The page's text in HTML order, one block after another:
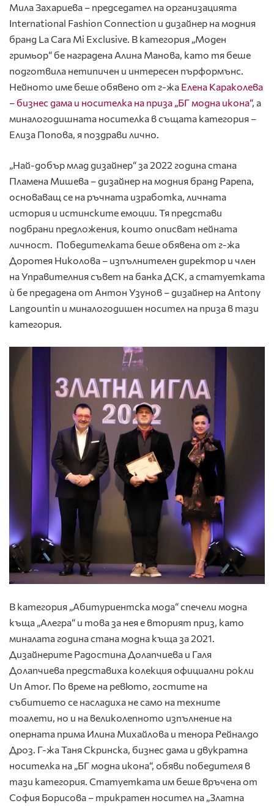
Мила Захариева – председател на организацията
International Fashion Connection и дизайнер на модния
бранд La Cara Mi Exclusive. В категория „Моден
гримьор“ бе наградена Алина Манова, като тя беше
подготвила нетипичен и интересен пърформънс.
Нейното име беше обявено от г-жа Елена Караколева
– бизнес дама и носителка на приза „БГ модна икона“, а
миналогодишната носителка в същата категория –
Елиза Попова, я поздрави лично.
„Най-добър млад дизайнер“ за 2022 година стана
Пламена Мишева – дизайнер на модния бранд Papena,
основаващ се на ръчната изработка, личната
история и истинските емоции. Тя представи
подбрани предложения, които описват нейната
личност. Победителката беше обявена от г-жа
Доротея Николова – изпълнителен директор и член
на Управителния съвет на банка ДСК, а статуетката
ѝ бе предадена от Антон Узунов – дизайнер на Antony
Langountin и миналогодишен носител на приза в тази
категория.
В категория „Абитуриентска мода“ спечели модна
къща „Алегра“ и това за нея е вторият приз, като
миналата година стана модна къща за 2021.
Дизайнерите Радостина Долапчиева и Галя
Долапчиева представиха колекция официални рокли
Un Amor. По време на ревюто, гостите на
събитието се насладиха не само на техните
тоалети, но и на великолепното изпълнение на
оперната прима Илина Михайлова и тенора Рейналдо
Дроз. Г-жа Таня Скринска, бизнес дама и двукратна
носителка на „БГ модна икона“, обяви победителя в
тази категория. Статуетката им беше връчена от
София Борисова – трикратен носител на „Златна